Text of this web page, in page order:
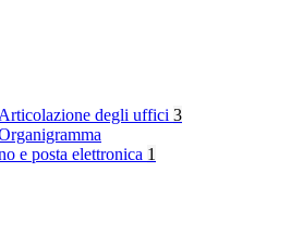
Articolazione degli uffici 3
e posta elettronica 1